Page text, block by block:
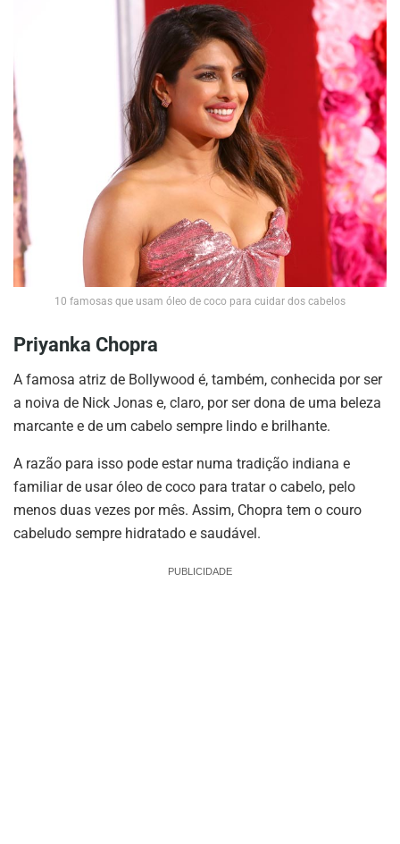
10 famosas que usam óleo de coco para cuidar dos cabelos
Priyanka Chopra
A famosa atriz de Bollywood é, também, conhecida por ser
a noiva de Nick Jonas e, claro, por ser dona de uma beleza
marcante e de um cabelo sempre lindo e brilhante.
A razão para isso pode estar numa tradição indiana e
familiar de usar óleo de coco para tratar o cabelo, pelo
menos duas vezes por mês. Assim, Chopra tem o couro
cabeludo sempre hidratado e saudável.
PUBLICIDADE